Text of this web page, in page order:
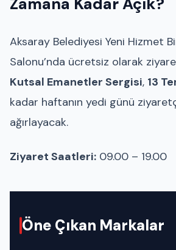
Aksaray Belediyesi Yeni Hizmet
Salonu’nda ücretsiz olarak
Kutsal Emanetler Sergisi, 13
kadar haftanın yedi günü
ağırlayacak.
Ziyaret Saatleri: 09.00 – 19.00
Öne Çıkan Markalar